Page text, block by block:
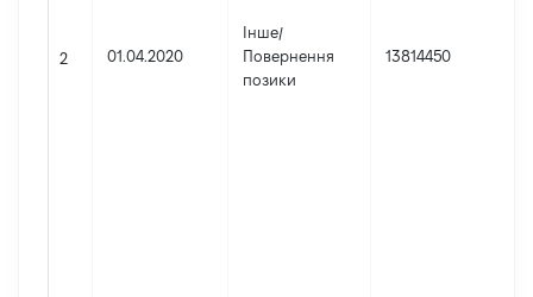
2 01.04.2020
Інше/
Повернення
позики
13814450